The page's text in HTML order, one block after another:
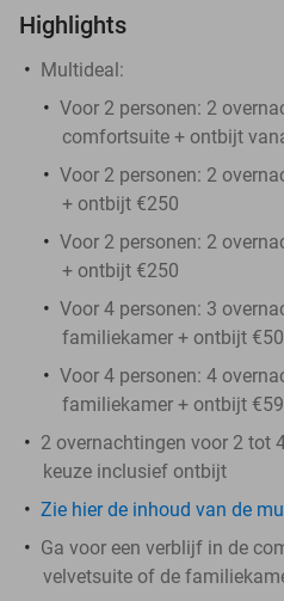
Highlights
Multideal:
Voor 2 personen: 2
comfortsuite + ontbijt
Voor 2 personen: 2
+ ontbijt €250
Voor 2 personen: 2
+ ontbijt €250
Voor 4 personen: 3
familiekamer + ontbijt
Voor 4 personen: 4
familiekamer + ontbijt
2 overnachtingen voor 2 tot
keuze inclusief ontbijt
Zie hier de inhoud van de
Ga voor een verblijf in de
velvetsuite of de